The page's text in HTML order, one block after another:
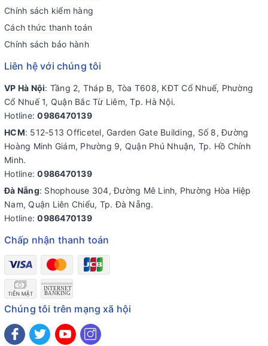
Chính sách kiểm hàng
Cách thức thanh toán
Chính sách bảo hành
Liên hệ với chúng tôi
VP Hà Nội: Tầng 2, Tháp B, Tòa T608, KĐT Cổ Nhuế, Phường
Cổ Nhuế 1, Quận Bắc Từ Liêm, Tp. Hà Nội.
Hotline:0986470139
HCM: 512-513 Officetel, Garden Gate Building, Số 8, Đường
Hoàng Minh Giám, Phường 9, Quận Phú Nhuận, Tp. Hồ Chính
Minh.
Hotline:0986470139
Đà Nẵng: Shophouse 304, Đường Mê Linh, Phường Hòa Hiệp
Nam, Quận Liên Chiểu, Tp. Đà Nẵng.
Hotline:0986470139
Chấp nhận thanh toán
Chúng tôi trên mạng xã hội